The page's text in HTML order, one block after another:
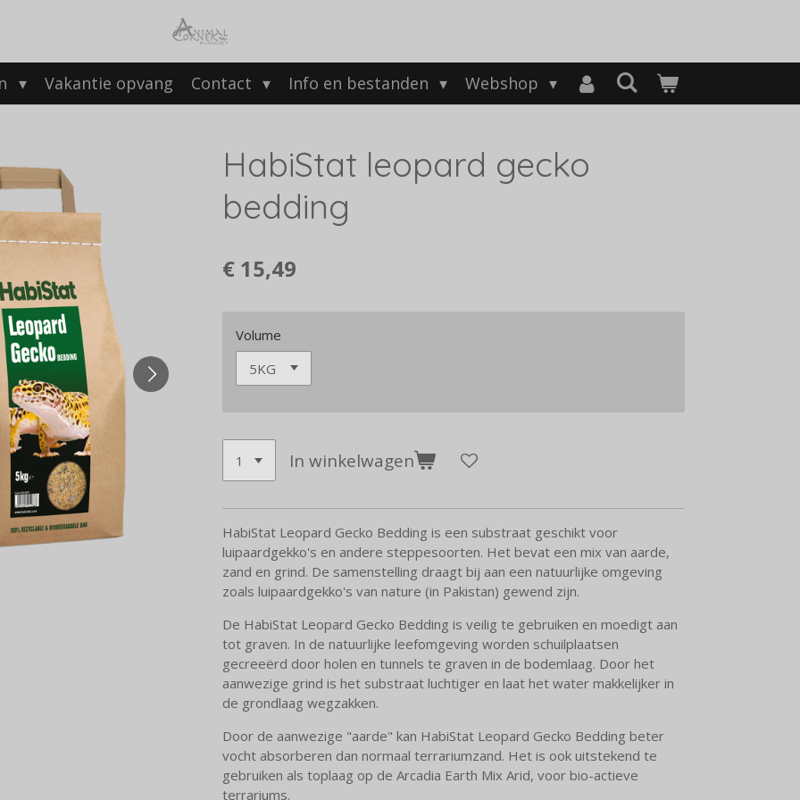
Vakantie opvang Contact Info en bestanden Webshop
HabiStat leopard gecko
bedding
€ 15,49
Volume
In winkelwagen
HabiStat Leopard Gecko Bedding is een substraat geschikt voor
luipaardgekko's en andere steppesoorten. Het bevat een mix van aarde,
zand en grind. De samenstelling draagt bij aan een natuurlijke omgeving
zoals luipaardgekko's van nature (in Pakistan) gewend zijn.
De HabiStat Leopard Gecko Bedding is veilig te gebruiken en moedigt aan
tot graven. In de natuurlijke leefomgeving worden schuilplaatsen
gecreeërd door holen en tunnels te graven in de bodemlaag. Door het
aanwezige grind is het substraat luchtiger en laat het water makkelijker in
de grondlaag wegzakken.
Door de aanwezige "aarde" kan HabiStat Leopard Gecko Bedding beter
vocht absorberen dan normaal terrariumzand. Het is ook uitstekend te
gebruiken als toplaag op de Arcadia Earth Mix Arid, voor bio-actieve
terrariums.